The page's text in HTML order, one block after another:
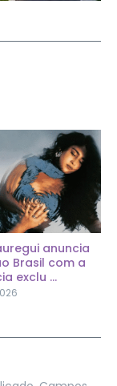
anuncia
Brasil com a
exclu ...